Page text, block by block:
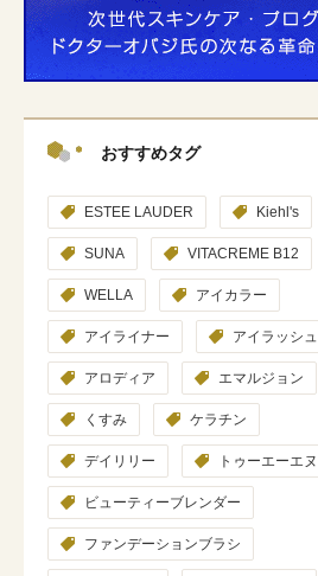
おすすめタグ
ESTEE LAUDER Kiehl's
SUNA VITACREME B12
WELLA アイカラー
アイライナー アイラッシュ
アロディア エマルジョン
くすみ ケラチン
デイリリー トゥーエーエヌ
ビューティーブレンダー
ファンデーションブラシ